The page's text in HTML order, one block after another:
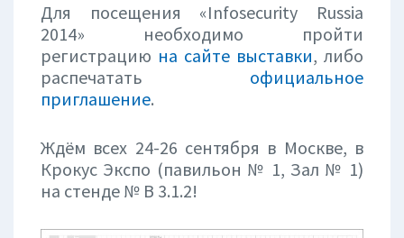
Для посещения «Infosecurity Russia
2014» необходимо пройти
регистрацию на сайте выставки, либо
распечатать официальное
приглашение.
Ждём всех 24-26 сентября в Москве, в
Крокус Экспо (павильон № 1, Зал № 1)
на стенде № В 3.1.2!